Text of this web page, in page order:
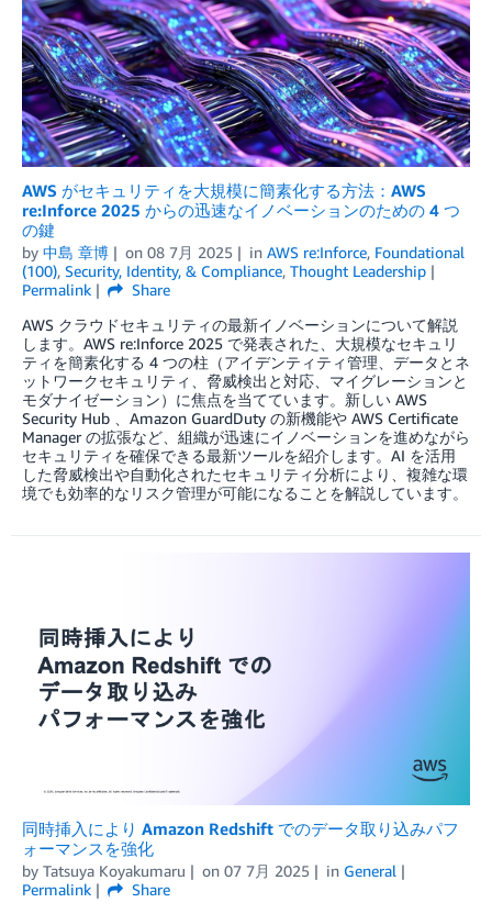
AWS がセキュリティを大規模に簡素化する方法：AWS
re:Inforce 2025 からの迅速なイノベーションのための 4 つ
の鍵
by 中島 章博 on 08 7月 2025 in AWS re:Inforce, Foundational
(100), Security, Identity, & Compliance, Thought Leadership
Permalink
Share
AWS クラウドセキュリティの最新イノベーションについて解説
します。AWS re:Inforce 2025 で発表された、大規模なセキュリ
ティを簡素化する 4 つの柱（アイデンティティ管理、データとネ
ットワークセキュリティ、脅威検出と対応、マイグレーションと
モダナイゼーション）に焦点を当てています。新しい AWS
Security Hub 、Amazon GuardDuty の新機能や AWS Certificate
Manager の拡張など、組織が迅速にイノベーションを進めながら
セキュリティを確保できる最新ツールを紹介します。AI を活用
した脅威検出や自動化されたセキュリティ分析により、複雑な環
境でも効率的なリスク管理が可能になることを解説しています。
同時挿入により Amazon Redshift でのデータ取り込みパフ
ォーマンスを強化
by Tatsuya Koyakumaru on 07 7月 2025 in General
Permalink
Share